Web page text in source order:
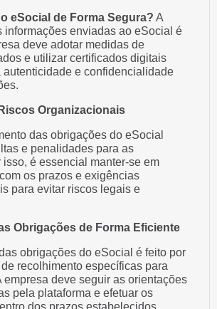
eSocial de Forma Segura? A
informações enviadas ao eSocial é
deve adotar medidas de
e utilizar certificados digitais
autenticidade e confidencialidade
Organizacionais
das obrigações do eSocial
e penalidades para as
isso, é essencial manter-se em
os prazos e exigências
para evitar riscos legais e
Obrigações de Forma Eficiente
obrigações do eSocial é feito por
recolhimento específicas para
empresa deve seguir as orientações
pela plataforma e efetuar os